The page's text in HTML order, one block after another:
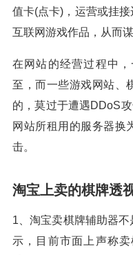
值卡(点卡)，运营或挂
互联网游戏作品，从而
在网站的经营过程中
至，而一些游戏网站、
的，莫过于遭遇DDoS
网站所租用的服务器换
击。
淘宝上卖的棋牌透
1、淘宝卖棋牌辅助器
示，目前市面上声称